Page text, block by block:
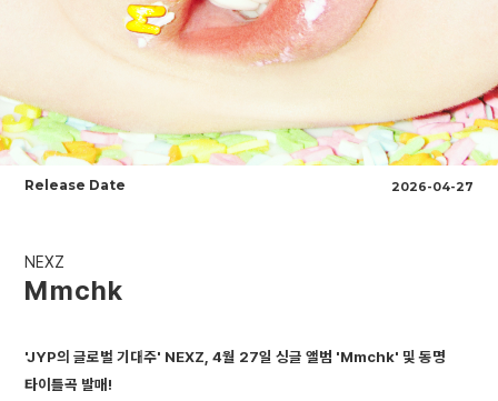
Release Date 2026-04-27
NEXZ
Mmchk
'JYP의 글로벌 기대주' NEXZ, 4월 27일 싱글 앨범 'Mmchk' 및 동명
타이틀곡 발매!